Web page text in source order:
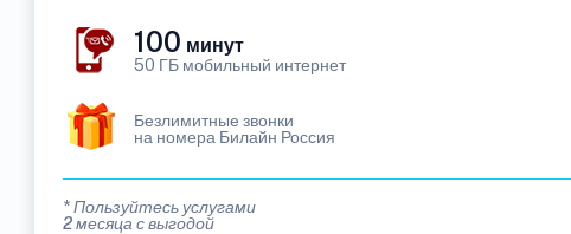
100 минут
50 ГБ мобильный интернет
Безлимитные звонки
на номера Билайн Россия
* Пользуйтесь услугами
2 месяца с выгодой